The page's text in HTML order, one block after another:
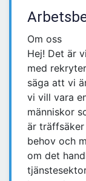
Om oss
Hej! Det är
med
säga att vi
vi vill vara
människor
är
behov och
om det